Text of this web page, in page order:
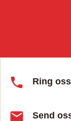
Ring
Send